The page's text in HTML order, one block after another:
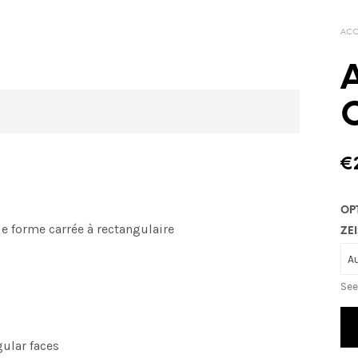
€
forme carrée à rectangulaire
faces